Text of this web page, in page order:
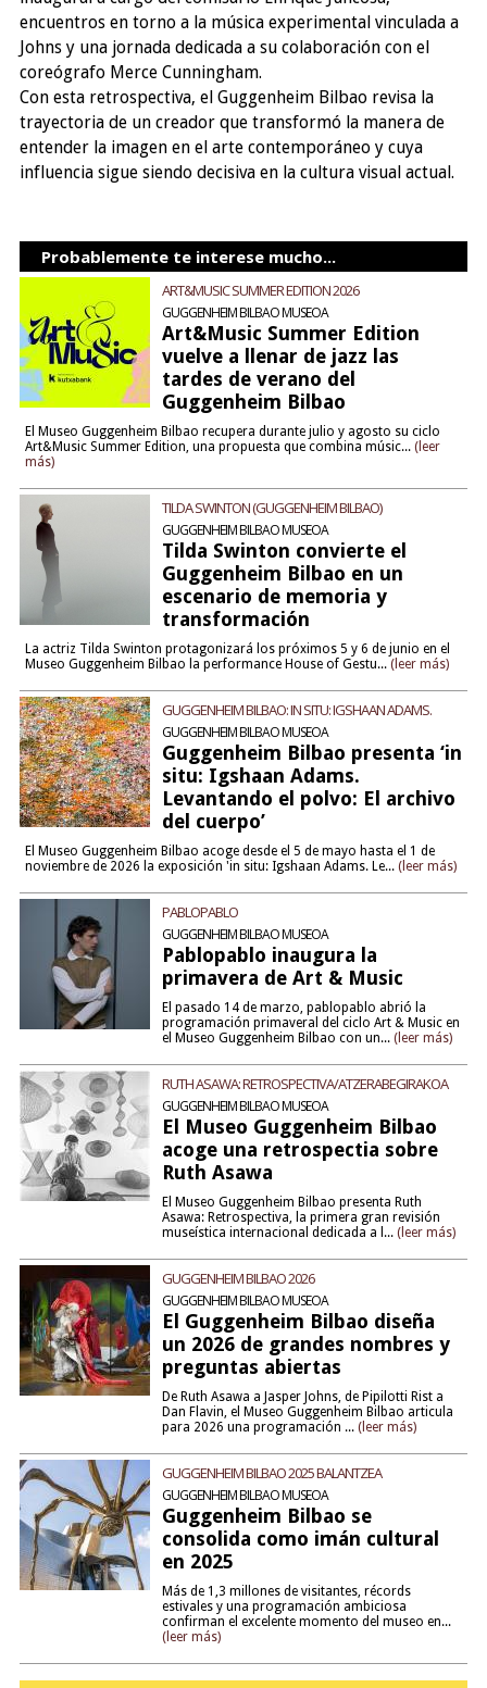
encuentros en torno a la música experimental vinculada a
Johns y una jornada dedicada a su colaboración con el
coreógrafo Merce Cunningham.
Con esta retrospectiva, el Guggenheim Bilbao revisa la
trayectoria de un creador que transformó la manera de
entender la imagen en el arte contemporáneo y cuya
influencia sigue siendo decisiva en la cultura visual actual.
Probablemente te interese mucho...
ART&MUSIC SUMMER EDITION 2026
GUGGENHEIM BILBAO MUSEOA
Art&Music Summer Edition
vuelve a llenar de jazz las
tardes de verano del
Guggenheim Bilbao
El Museo Guggenheim Bilbao recupera durante julio y agosto su ciclo
Art&Music Summer Edition, una propuesta que combina músic... (leer
más)
TILDA SWINTON (GUGGENHEIM BILBAO)
GUGGENHEIM BILBAO MUSEOA
Tilda Swinton convierte el
Guggenheim Bilbao en un
escenario de memoria y
transformación
La actriz Tilda Swinton protagonizará los próximos 5 y 6 de junio en el
Museo Guggenheim Bilbao la performance House of Gestu... (leer más)
GUGGENHEIM BILBAO: IN SITU: IGSHAAN ADAMS.
GUGGENHEIM BILBAO MUSEOA
Guggenheim Bilbao presenta ‘in
situ: Igshaan Adams.
Levantando el polvo: El archivo
del cuerpo’
El Museo Guggenheim Bilbao acoge desde el 5 de mayo hasta el 1 de
noviembre de 2026 la exposición 'in situ: Igshaan Adams. Le... (leer más)
PABLOPABLO
GUGGENHEIM BILBAO MUSEOA
Pablopablo inaugura la
primavera de Art & Music
El pasado 14 de marzo, pablopablo abrió la
programación primaveral del ciclo Art & Music en
el Museo Guggenheim Bilbao con un... (leer más)
RUTH ASAWA: RETROSPECTIVA/ATZERABEGIRAKOA
GUGGENHEIM BILBAO MUSEOA
El Museo Guggenheim Bilbao
acoge una retrospectia sobre
Ruth Asawa
El Museo Guggenheim Bilbao presenta Ruth
Asawa: Retrospectiva, la primera gran revisión
museística internacional dedicada a l... (leer más)
GUGGENHEIM BILBAO 2026
GUGGENHEIM BILBAO MUSEOA
El Guggenheim Bilbao diseña
un 2026 de grandes nombres y
preguntas abiertas
De Ruth Asawa a Jasper Johns, de Pipilotti Rist a
Dan Flavin, el Museo Guggenheim Bilbao articula
para 2026 una programación ... (leer más)
GUGGENHEIM BILBAO 2025 BALANTZEA
GUGGENHEIM BILBAO MUSEOA
Guggenheim Bilbao se
consolida como imán cultural
en 2025
Más de 1,3 millones de visitantes, récords
estivales y una programación ambiciosa
confirman el excelente momento del museo en...
(leer más)